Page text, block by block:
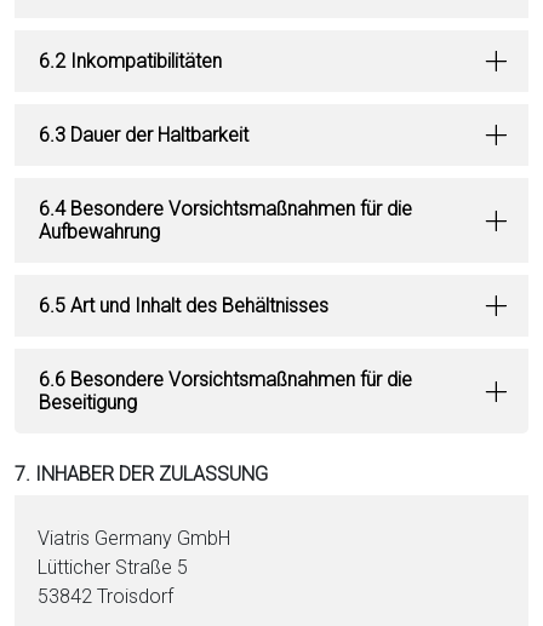
6.2 Inkompatibilitäten
6.3 Dauer der Haltbarkeit
6.4 Besondere Vorsichtsmaßnahmen für die
Aufbewahrung
6.5 Art und Inhalt des Behältnisses
6.6 Besondere Vorsichtsmaßnahmen für die
Beseitigung
7. INHABER DER ZULASSUNG
Viatris Germany GmbH
Lütticher Straße 5
53842 Troisdorf